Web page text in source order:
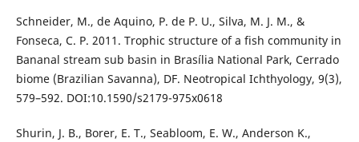
Schneider, M., de Aquino, P. de P. U., Silva, M. J. M., &
Fonseca, C. P. 2011. Trophic structure of a fish community in
Bananal stream sub basin in Brasília National Park, Cerrado
biome (Brazilian Savanna), DF. Neotropical Ichthyology, 9(3),
579–592. DOI:10.1590/s2179-975x0618
Shurin, J. B., Borer, E. T., Seabloom, E. W., Anderson K.,